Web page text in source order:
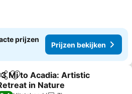
prijzen
Prijzen bekijken
Toevoegen aan favorieten
Mi to Acadia: Artistic
in Nature